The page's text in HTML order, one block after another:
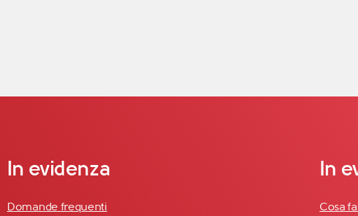
In evidenza
Domande frequenti
In
Cosa